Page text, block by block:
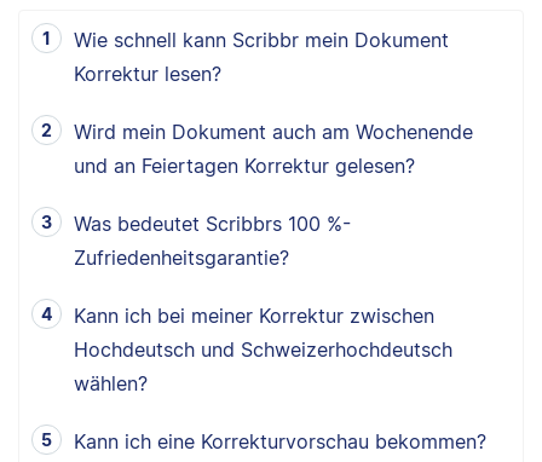
Wie schnell kann Scribbr mein Dokument
Korrektur lesen?
Wird mein Dokument auch am Wochenende
und an Feiertagen Korrektur gelesen?
Was bedeutet Scribbrs 100 %-
Zufriedenheitsgarantie?
Kann ich bei meiner Korrektur zwischen
Hochdeutsch und Schweizerhochdeutsch
wählen?
Kann ich eine Korrekturvorschau bekommen?